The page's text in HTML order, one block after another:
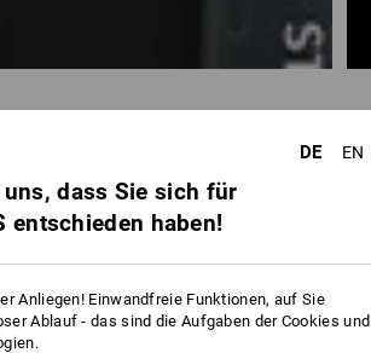
DE EN
dass Sie sich für
entschieden haben!
Anliegen! Einwandfreie Funktionen, auf Sie
Ablauf - das sind die Aufgaben der Cookies und